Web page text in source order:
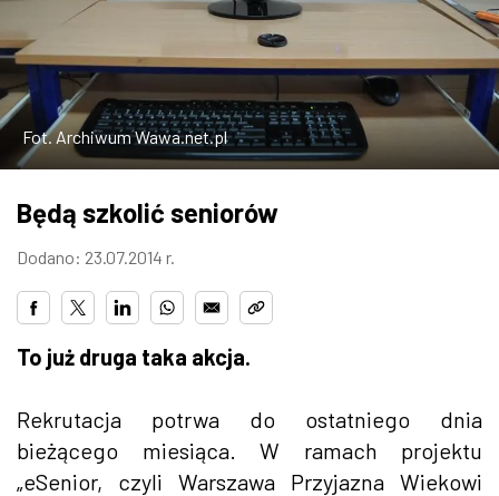
W WARSZAWIE
MARKETPLACE
Fot. Archiwum Wawa.net.pl
Będą szkolić seniorów
Dodano: 23.07.2014 r.
To już druga taka akcja.
Rekrutacja potrwa do ostatniego dnia
bieżącego miesiąca. W ramach projektu
„eSenior, czyli Warszawa Przyjazna Wiekowi